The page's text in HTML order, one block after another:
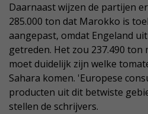
Daarnaast wijzen de partijen
285.000 ton dat Marokko is
aangepast, omdat Engeland
getreden. Het zou 237.490 ton
moet duidelijk zijn welke
Sahara komen. 'Europese
producten uit dit betwiste
stellen de schrijvers.